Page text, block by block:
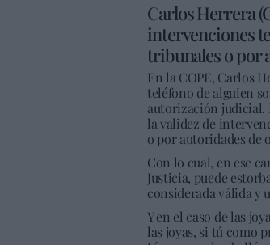
Carlos Herrera
intervenciones
tribunales o por
En la COPE, Carlos
teléfono de alguien
autorización judicial.
la validez de
o por autoridades de
Con lo cual, en ese
Justicia, puede
considerada válida y
Y en el caso de las
las joyas, si tú como